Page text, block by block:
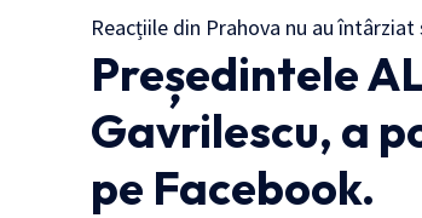
Reacțiile din Prahova nu au întârziat
Președintele
Gavrilescu, a
pe Facebook.